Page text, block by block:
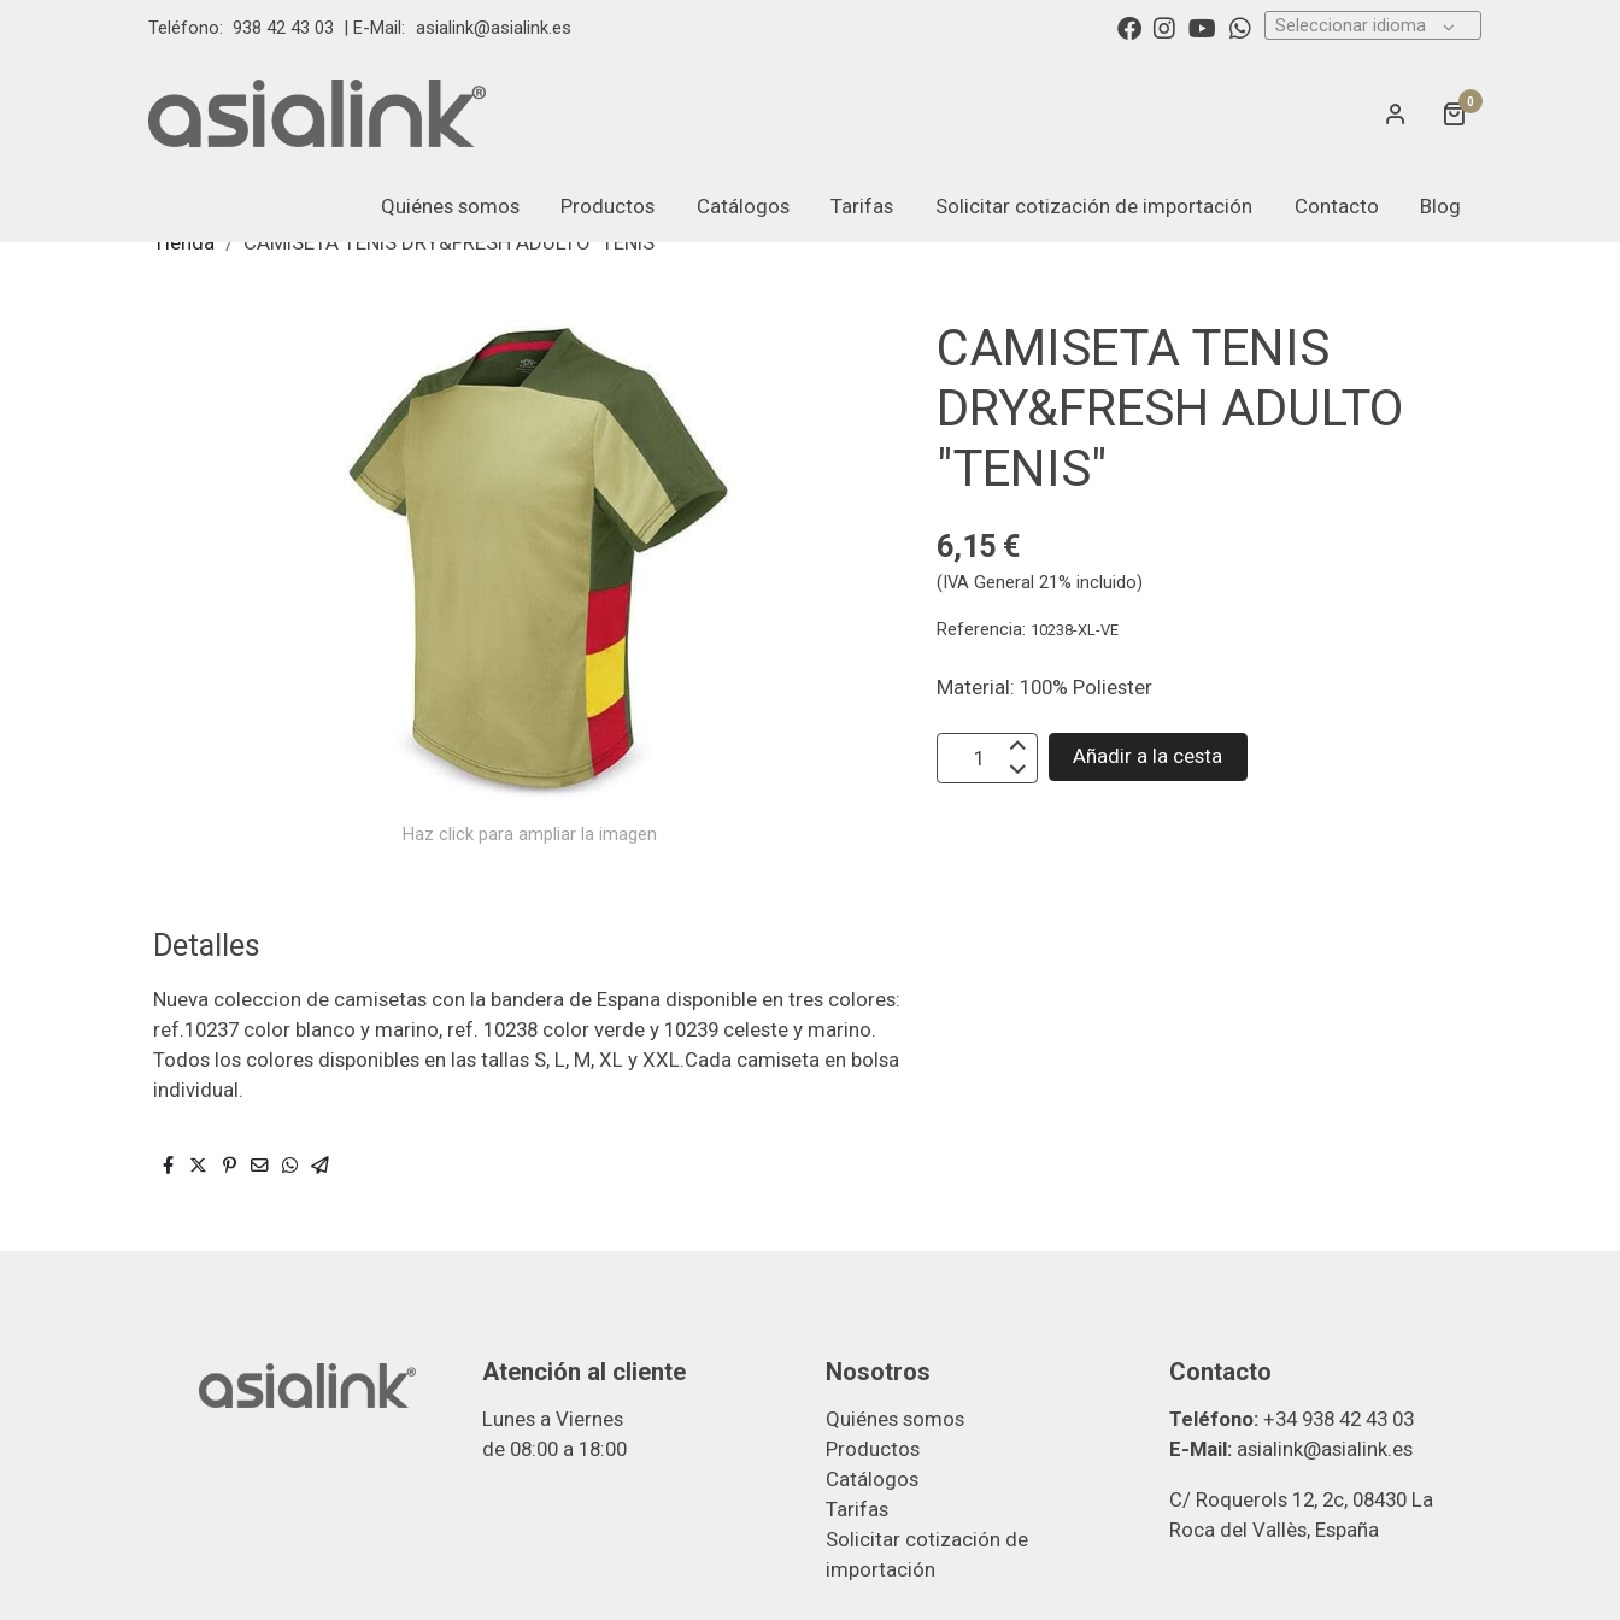
Teléfono: 938 42 43 03 | E-Mail: asialink@asialink.es Seleccionar idioma
0
Quiénes somos Productos Catálogos Tarifas Solicitar cotización de importación Contacto
Blog
Tienda
CAMISETA TENIS DRY&FRESH ADULTO "TENIS"
Haz click para ampliar la imagen
Detalles
Nueva coleccion de camisetas con la bandera de Espana disponible en tres colores:
ref.10237 color blanco y marino, ref. 10238 color verde y 10239 celeste y marino.
Todos los colores disponibles en las tallas S, L, M, XL y XXL.Cada camiseta en bolsa
individual.
CAMISETA TENIS
DRY&FRESH ADULTO
"TENIS"
6,15 €
(IVA General 21% incluido)
Referencia: 10238-XL-VE
Material: 100% Poliester
Añadir a la cesta
Atención al cliente
Lunes a Viernes
de 08:00 a 18:00
Nosotros
Quiénes somos
Productos
Catálogos
Tarifas
Solicitar cotización de
importación
Contacto
Teléfono: +34 938 42 43 03
E-Mail: asialink@asialink.es
C/ Roquerols 12, 2c, 08430 La
Roca del Vallès, España